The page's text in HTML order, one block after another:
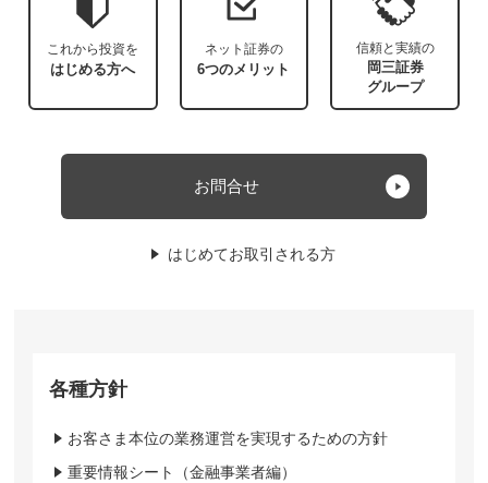
これから投資を
はじめる方へ
ネット証券の
6つのメリット
信頼と実績の
岡三証券
グループ
お問合せ
はじめてお取引される方
各種方針
お客さま本位の業務運営を実現するための方針
重要情報シート（金融事業者編）